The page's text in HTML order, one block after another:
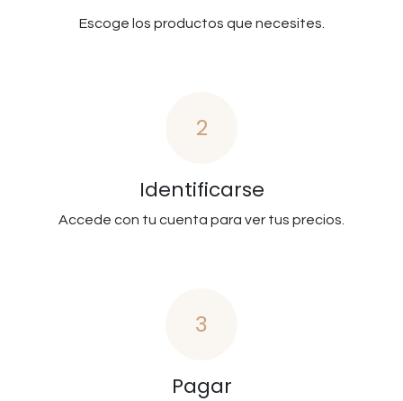
Escoge los productos que necesites.
2
Identificarse
Accede con tu cuenta para ver tus precios.
3
Pagar